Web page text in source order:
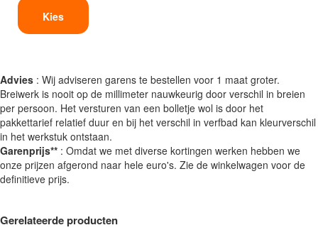
Kies
Advies : Wij adviseren garens te bestellen voor 1 maat groter.
Breiwerk is nooit op de millimeter nauwkeurig door verschil in breien
per persoon. Het versturen van een bolletje wol is door het
pakkettarief relatief duur en bij het verschil in verfbad kan kleurverschil
in het werkstuk ontstaan.
Garenprijs** : Omdat we met diverse kortingen werken hebben we
onze prijzen afgerond naar hele euro's. Zie de winkelwagen voor de
definitieve prijs.
Gerelateerde producten